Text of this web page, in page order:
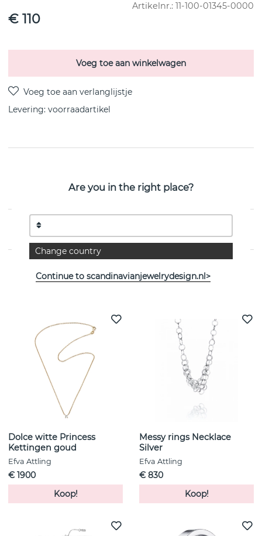
Artikelnr.: 11-100-01345-0000
€ 110
Voeg toe aan winkelwagen
Levering: voorraadartikel
Little Feminine is een sterling zilveren hanger/ketting
van het Zweedse Efva Attling 42-45 cm
EIGENSCHAPPEN
Dolce witte Princess
Kettingen goud
Efva Attling
€ 1900
Koop!
Messy rings Necklace
Silver
Efva Attling
€ 830
Koop!
Are you in the right place?
Change country
Continue to scandinavianjewelrydesign.nl>